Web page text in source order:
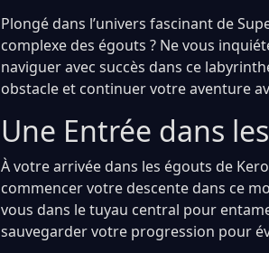
Plongé dans l’univers fascinant de
complexe des égouts ? Ne vous
naviguer avec succès dans ce
obstacle et continuer votre aventure
Une Entrée dans
À votre arrivée dans les égouts de
commencer votre descente dans ce
vous dans le tuyau central pour
sauvegarder votre progression pour